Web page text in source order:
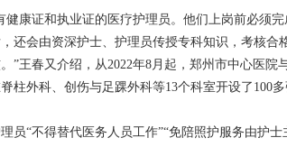
康证和执业证的医疗护理员。他们上岗前必须完
还会由资深护士、护理员传授专科知识，考核合
”王春又介绍，从2022年8月起，郑州市中心医院
柱外科、创伤与足踝外科等13个科室开设了100多
“不得替代医务人员工作”“免陪照护服务由护士